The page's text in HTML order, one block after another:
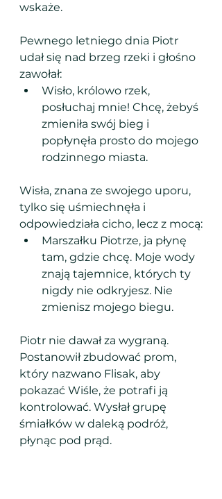
wskaże.
Pewnego letniego dnia Piotr
udał się nad brzeg rzeki i głośno
zawołał:
Wisło, królowo rzek,
posłuchaj mnie! Chcę, żebyś
zmieniła swój bieg i
popłynęła prosto do mojego
rodzinnego miasta.
Wisła, znana ze swojego uporu,
tylko się uśmiechnęła i
odpowiedziała cicho, lecz z mocą:
Marszałku Piotrze, ja płynę
tam, gdzie chcę. Moje wody
znają tajemnice, których ty
nigdy nie odkryjesz. Nie
zmienisz mojego biegu.
Piotr nie dawał za wygraną.
Postanowił zbudować prom,
który nazwano Flisak, aby
pokazać Wiśle, że potrafi ją
kontrolować. Wysłał grupę
śmiałków w daleką podróż,
płynąc pod prąd.